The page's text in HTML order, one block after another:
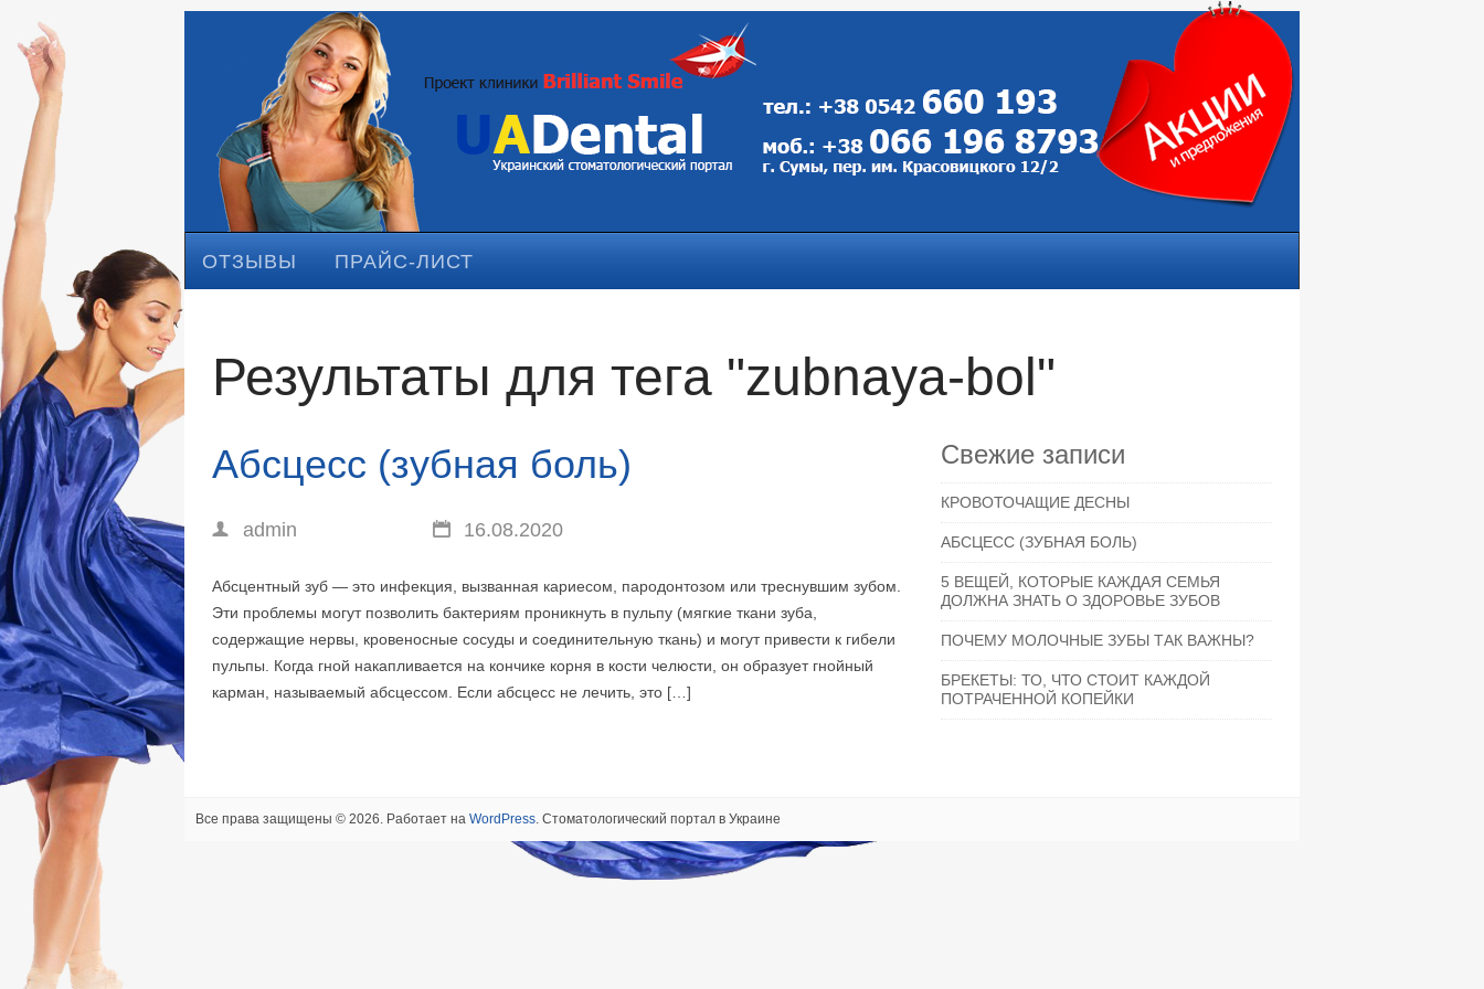
ОТЗЫВЫ ПРАЙС-ЛИСТ
Результаты для тега "zubnaya-bol"
Абсцесс (зубная боль)
admin 16.08.2020
Абсцентный зуб — это инфекция, вызванная кариесом, пародонтозом или треснувшим зубом.
Эти проблемы могут позволить бактериям проникнуть в пульпу (мягкие ткани зуба,
содержащие нервы, кровеносные сосуды и соединительную ткань) и могут привести к гибели
пульпы. Когда гной накапливается на кончике корня в кости челюсти, он образует гнойный
карман, называемый абсцессом. Если абсцесс не лечить, это […]
Свежие записи
КРОВОТОЧАЩИЕ ДЕСНЫ
АБСЦЕСС (ЗУБНАЯ БОЛЬ)
5 ВЕЩЕЙ, КОТОРЫЕ КАЖДАЯ СЕМЬЯ
ДОЛЖНА ЗНАТЬ О ЗДОРОВЬЕ ЗУБОВ
ПОЧЕМУ МОЛОЧНЫЕ ЗУБЫ ТАК ВАЖНЫ?
БРЕКЕТЫ: ТО, ЧТО СТОИТ КАЖДОЙ
ПОТРАЧЕННОЙ КОПЕЙКИ
Все права защищены © 2026. Работает на WordPress. Стоматологический портал в Украине